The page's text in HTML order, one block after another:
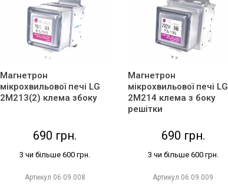
Магнетрон
мікрохвильової печі LG
2M213(2) клема збоку
690 грн.
3 чи більше 600 грн.
Артикул 06.09.008
Магнетрон
мікрохвильової печі LG
2M214 клема з боку
решітки
690 грн.
3 чи більше 600 грн.
Артикул 06.09.009